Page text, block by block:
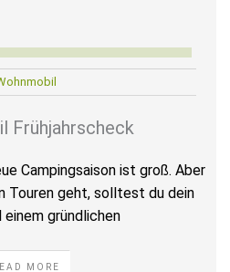
Frühjahrscheck
Campingsaison ist groß. Aber
Touren geht, solltest du dein
einem gründlichen
MORE